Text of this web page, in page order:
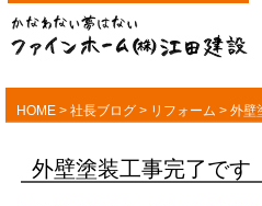
HOME > 社長ブログ > リフォーム > 外壁
外壁塗装工事完了です